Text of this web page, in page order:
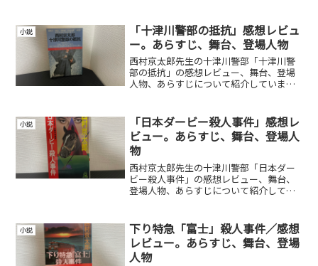
小説
「十津川警部の抵抗」感想レビュ
ー。あらすじ、舞台、登場人物
西村京太郎先生の十津川警部「十津川警
部の抵抗」の感想レビュー、舞台、登場
人物、あらすじについて紹介していま
小説
「日本ダービー殺人事件」感想レ
ビュー。あらすじ、舞台、登場人
物
西村京太郎先生の十津川警部「日本ダー
ビー殺人事件」の感想レビュー、舞台、
登場人物、あらすじについて紹介してい
小説
下り特急「富士」殺人事件／感想
レビュー。あらすじ、舞台、登場
人物